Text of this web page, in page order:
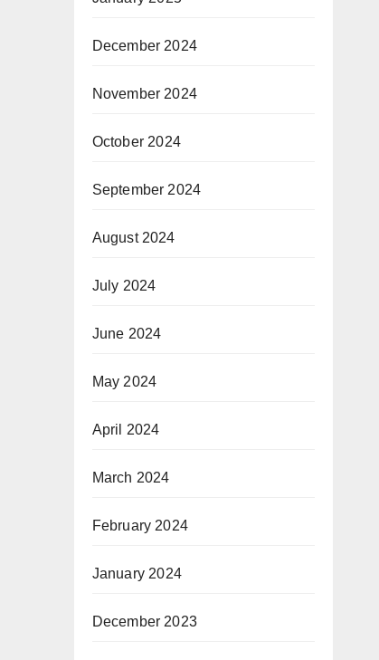
December 2024
November 2024
October 2024
September 2024
August 2024
July 2024
June 2024
May 2024
April 2024
March 2024
February 2024
January 2024
December 2023